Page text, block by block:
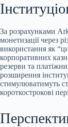
За розрахунками
монетизації через
використання як
корпоративних
резерви та
розширення
стимулюватимуть
короткострокові